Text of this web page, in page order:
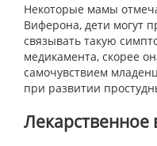
Некоторые мамы
Виферона, дети могут
связывать такую
медикамента, скорее
самочувствием
при развитии
Лекарственное